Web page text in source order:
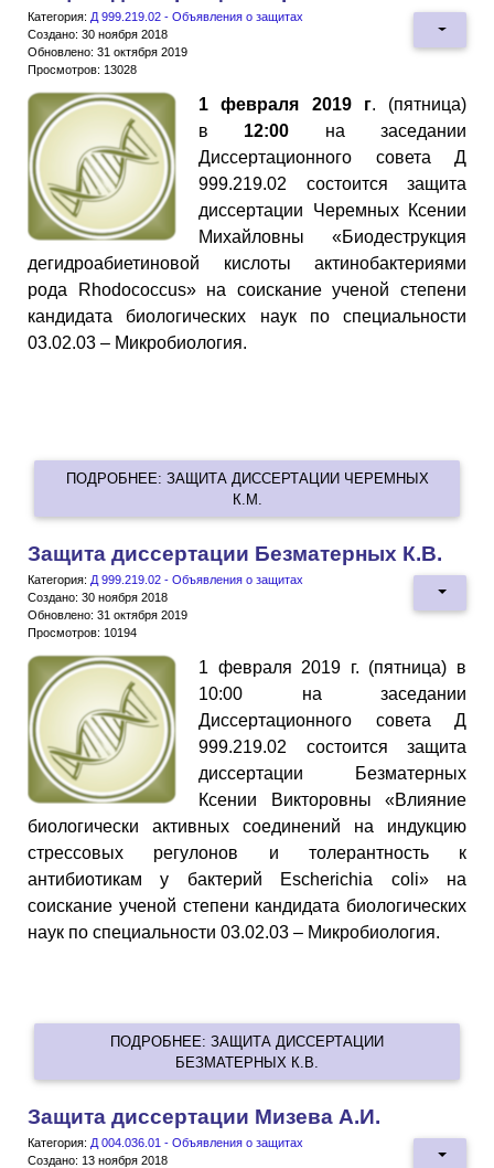
Категория: Д 999.219.02 - Объявления о защитах
Создано: 30 ноября 2018
Обновлено: 31 октября 2019
Просмотров: 13028
1 февраля 2019 г. (пятница)
в 12:00 на заседании
Диссертационного совета Д
999.219.02 состоится защита
диссертации Черемных Ксении
Михайловны «Биодеструкция
дегидроабиетиновой кислоты актинобактериями
рода Rhodococcus» на соискание ученой степени
кандидата биологических наук по специальности
03.02.03 – Микробиология.
ПОДРОБНЕЕ: ЗАЩИТА ДИССЕРТАЦИИ ЧЕРЕМНЫХ
К.М.
Защита диссертации Безматерных К.В.
Категория: Д 999.219.02 - Объявления о защитах
Создано: 30 ноября 2018
Обновлено: 31 октября 2019
Просмотров: 10194
1 февраля 2019 г. (пятница) в
10:00 на заседании
Диссертационного совета Д
999.219.02 состоится защита
диссертации Безматерных
Ксении Викторовны «Влияние
биологически активных соединений на индукцию
стрессовых регулонов и толерантность к
антибиотикам у бактерий Escherichia coli» на
соискание ученой степени кандидата биологических
наук по специальности 03.02.03 – Микробиология.
ПОДРОБНЕЕ: ЗАЩИТА ДИССЕРТАЦИИ
БЕЗМАТЕРНЫХ К.В.
Защита диссертации Мизева А.И.
Категория: Д 004.036.01 - Объявления о защитах
Создано: 13 ноября 2018